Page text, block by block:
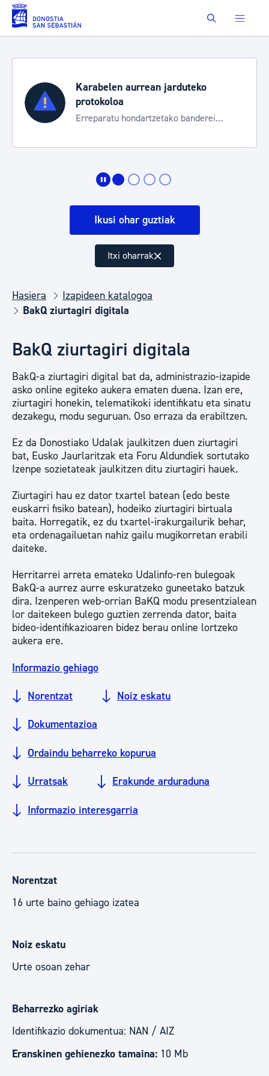
Eduki nagusira joan Buscar
Karabelen aurrean jarduteko
protokoloa
Erreparatu hondartzetako banderei
Ikusi ohar guztiak
Itxi oharrak
Hasiera
Izapideen katalogoa
BakQ ziurtagiri digitala
BakQ ziurtagiri digitala
BakQ-a ziurtagiri digital bat da, administrazio-izapide
asko online egiteko aukera ematen duena. Izan ere,
ziurtagiri honekin, telematikoki identifikatu eta sinatu
dezakegu, modu seguruan. Oso erraza da erabiltzen.
Ez da Donostiako Udalak jaulkitzen duen ziurtagiri
bat, Eusko Jaurlaritzak eta Foru Aldundiek sortutako
Izenpe sozietateak jaulkitzen ditu ziurtagiri hauek.
Ziurtagiri hau ez dator txartel batean (edo beste
euskarri fisiko batean), hodeiko ziurtagiri birtuala
baita. Horregatik, ez du txartel-irakurgailurik behar,
eta ordenagailuetan nahiz gailu mugikorretan erabili
daiteke.
Herritarrei arreta emateko Udalinfo-ren bulegoak
BakQ-a aurrez aurre eskuratzeko guneetako batzuk
dira. Izenperen web-orrian BaKQ modu presentzialean
lor daitekeen bulego guztien zerrenda dator, baita
bideo-identifikazioaren bidez berau online lortzeko
aukera ere.
Informazio gehiago
Norentzat Noiz eskatu
Dokumentazioa
Ordaindu beharreko kopurua
Urratsak Erakunde arduraduna
Informazio interesgarria
Norentzat
16 urte baino gehiago izatea
Noiz eskatu
Urte osoan zehar
Beharrezko agiriak
Identifikazio dokumentua: NAN / AIZ
Eranskinen gehienezko tamaina: 10 Mb